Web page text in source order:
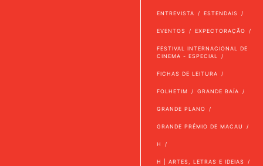
ENTREVISTA ESTENDAIS
EVENTOS EXPECTORAÇÃO
FESTIVAL INTERNACIONAL DE
CINEMA - ESPECIAL
FICHAS DE LEITURA
FOLHETIM GRANDE BAÍA
GRANDE PLANO
GRANDE PRÉMIO DE MACAU
H
H | ARTES, LETRAS E IDEIAS